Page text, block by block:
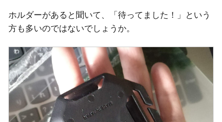
ホルダーがあると聞いて、「待ってました！」という
方も多いのではないでしょうか。